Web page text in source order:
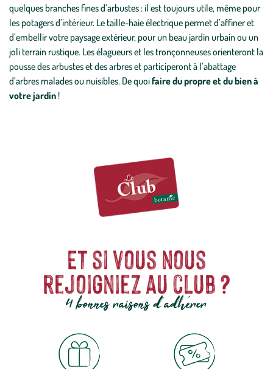
quelques branches fines d’arbustes : il est toujours utile, même pour
les potagers d’intérieur. Le taille-haie électrique permet d’affiner et
d’embellir votre paysage extérieur, pour un beau jardin urbain ou un
joli terrain rustique. Les élagueurs et les tronçonneuses orienteront la
pousse des arbustes et des arbres et participeront à l’abattage
d’arbres malades ou nuisibles. De quoifaire du propre et du bien à
votre jardin !
Et si vous nous
rejoigniez au club ?
4 bonnes raisons d'adhérer